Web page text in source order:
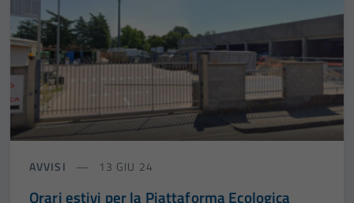
AVVISI 13 GIU 24
Orari estivi per la Piattaforma Ecologica